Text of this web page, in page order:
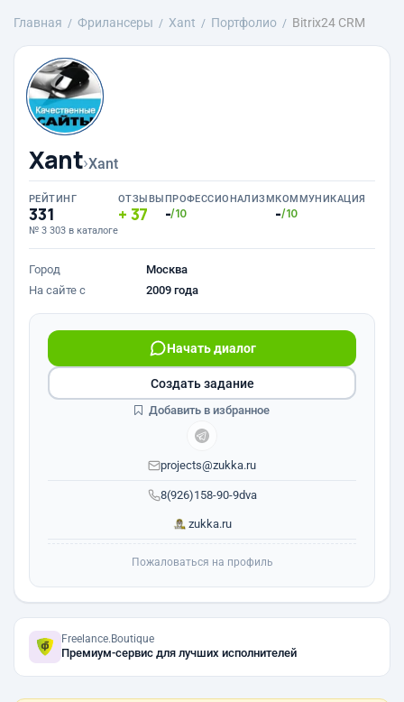
Главная Фрилансеры Xant Портфолио Bitrix24 CRM
Xant›Xant
РЕЙТИНГ
331
№ 3 303 в каталоге
ОТЗЫВЫ
37
ПРОФЕССИОНАЛИЗМ
-/10
КОММУНИКАЦИЯ
-/10
Город
Москва
На сайте с
2009 года
8(926)158-90-9dva
Начать диалог
projects@zukka.ru
zukka.ru
Создать задание
Добавить в избранное
Пожаловаться на профиль
Freelance.Boutique
Премиум-сервис для лучших исполнителей